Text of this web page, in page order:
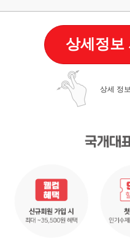
상세정보
상세 정